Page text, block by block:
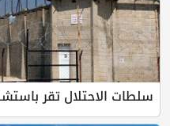
سلطات الاحتلال تقر